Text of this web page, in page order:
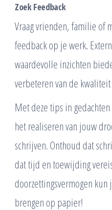
Zoek Feedback
Vraag vrienden, familie of
feedback op je werk.
waardevolle inzichten
verbeteren van de
Met deze tips in
het realiseren van jouw
schrijven. Onthoud dat
dat tijd en toewijding
doorzettingsvermogen
brengen op papier!